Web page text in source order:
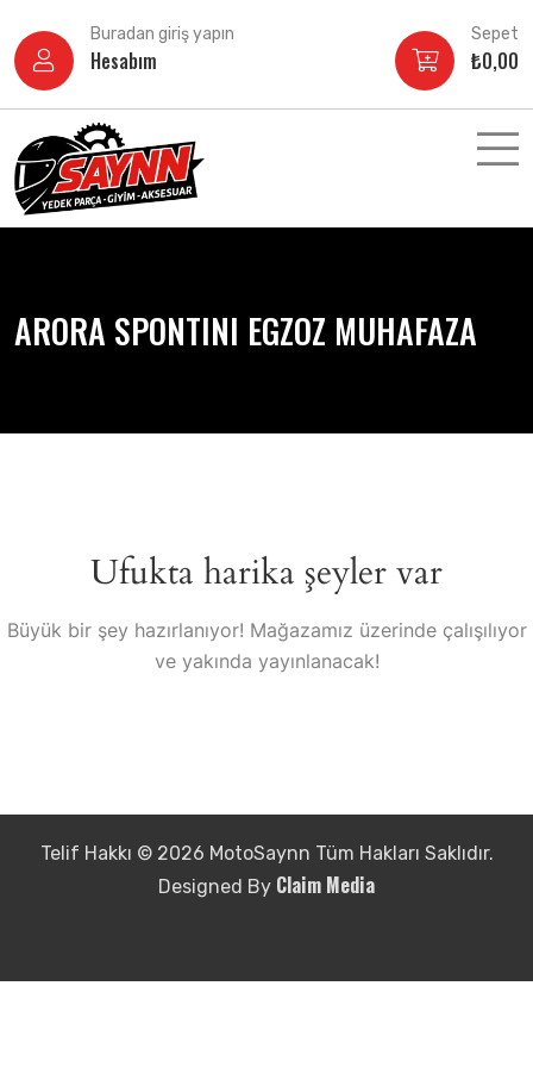
atla
Buradan giriş yapın
Hesabım
Sepet
₺0,00
ARORA SPONTINI EGZOZ MUHAFAZA
Ufukta harika şeyler var
Büyük bir şey hazırlanıyor! Mağazamız üzerinde çalışılıyor
ve yakında yayınlanacak!
Telif Hakkı © 2026 MotoSaynn Tüm Hakları Saklıdır.
Designed By Claim Media